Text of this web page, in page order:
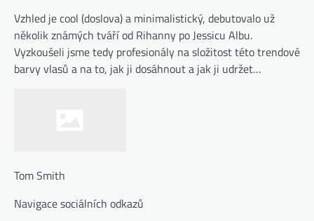
Vzhled je cool (doslova) a minimalistický, debutovalo už
několik známých tváří od Rihanny po Jessicu Albu.
Vyzkoušeli jsme tedy profesionály na složitost této trendové
barvy vlasů a na to, jak ji dosáhnout a jak ji udržet…
Tom Smith
Navigace sociálních odkazů